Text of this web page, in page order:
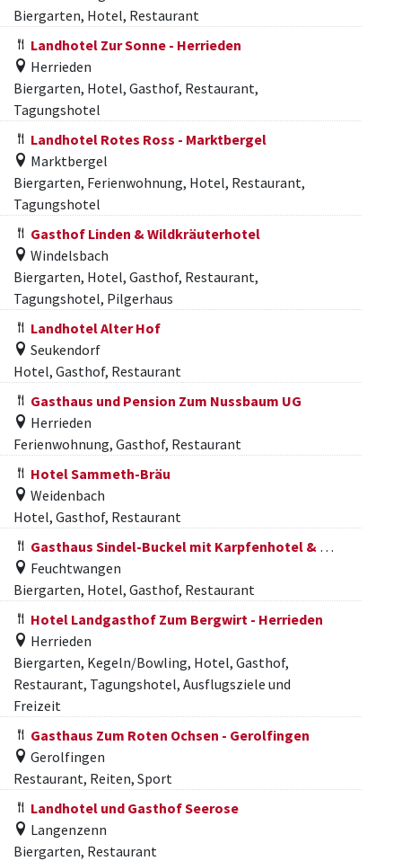
Biergarten, Hotel, Restaurant
Landhotel Zur Sonne - Herrieden
Herrieden
Biergarten, Hotel, Gasthof, Restaurant,
Tagungshotel
Landhotel Rotes Ross - Marktbergel
Marktbergel
Biergarten, Ferienwohnung, Hotel, Restaurant,
Tagungshotel
Gasthof Linden & Wildkräuterhotel
Windelsbach
Biergarten, Hotel, Gasthof, Restaurant,
Tagungshotel, Pilgerhaus
Landhotel Alter Hof
Seukendorf
Hotel, Gasthof, Restaurant
Gasthaus und Pension Zum Nussbaum UG
Herrieden
Ferienwohnung, Gasthof, Restaurant
Hotel Sammeth-Bräu
Weidenbach
Hotel, Gasthof, Restaurant
Gasthaus Sindel-Buckel mit Karpfenhotel & Herrenhaus
Feuchtwangen
Biergarten, Hotel, Gasthof, Restaurant
Hotel Landgasthof Zum Bergwirt - Herrieden
Herrieden
Biergarten, Kegeln/Bowling, Hotel, Gasthof,
Restaurant, Tagungshotel, Ausflugsziele und
Freizeit
Gasthaus Zum Roten Ochsen - Gerolfingen
Gerolfingen
Restaurant, Reiten, Sport
Landhotel und Gasthof Seerose
Langenzenn
Biergarten, Restaurant